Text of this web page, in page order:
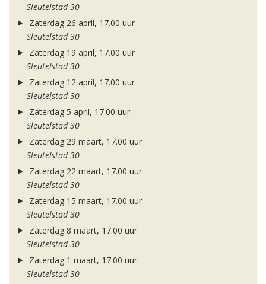
Sleutelstad 30
Zaterdag 26 april, 17.00 uur
Sleutelstad 30
Zaterdag 19 april, 17.00 uur
Sleutelstad 30
Zaterdag 12 april, 17.00 uur
Sleutelstad 30
Zaterdag 5 april, 17.00 uur
Sleutelstad 30
Zaterdag 29 maart, 17.00 uur
Sleutelstad 30
Zaterdag 22 maart, 17.00 uur
Sleutelstad 30
Zaterdag 15 maart, 17.00 uur
Sleutelstad 30
Zaterdag 8 maart, 17.00 uur
Sleutelstad 30
Zaterdag 1 maart, 17.00 uur
Sleutelstad 30